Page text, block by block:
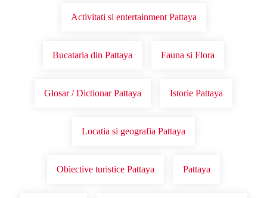
Activitati si entertainment Pattaya
Bucataria din Pattaya Fauna si Flora
Glosar / Dictionar Pattaya Istorie Pattaya
Locatia si geografia Pattaya
Obiective turistice Pattaya Pattaya